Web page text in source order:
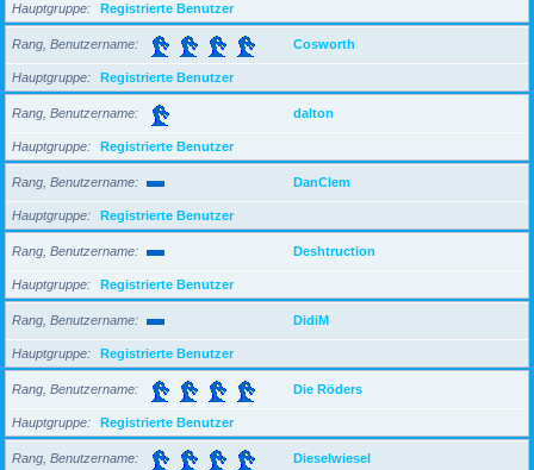
Hauptgruppe Registrierte Benutzer
Rang, Benutzername Cosworth
Hauptgruppe Registrierte Benutzer
Rang, Benutzername dalton
Hauptgruppe Registrierte Benutzer
Rang, Benutzername DanClem
Hauptgruppe Registrierte Benutzer
Rang, Benutzername Deshtruction
Hauptgruppe Registrierte Benutzer
Rang, Benutzername DidiM
Hauptgruppe Registrierte Benutzer
Rang, Benutzername Die Röders
Hauptgruppe Registrierte Benutzer
Rang, Benutzername Dieselwiesel